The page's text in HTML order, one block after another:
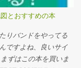
とおすすめの本
りバンドをやってる
ですよね、良いサイ
ずはこの本を買いま